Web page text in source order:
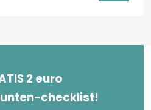
2 euro
checklist!